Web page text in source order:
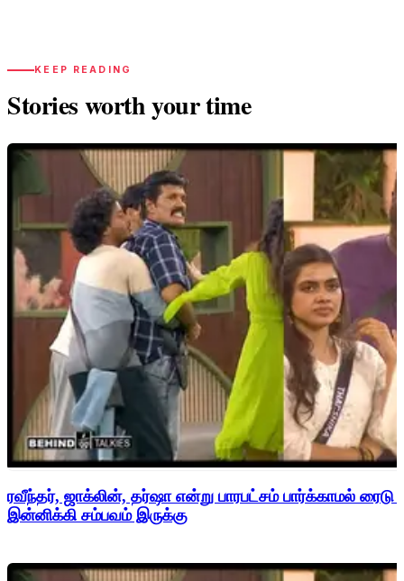
KEEP READING
Stories worth your time
ரவீந்தர், ஜாக்லின், தர்ஷா என்று பாரபட்சம் பார்க்காமல் ரைடு
இன்னிக்கி சம்பவம் இருக்கு